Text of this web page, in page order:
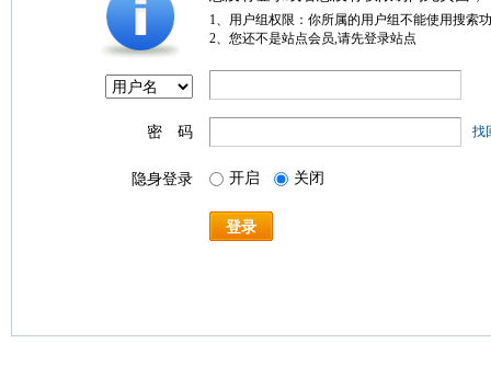
1、用户组权限：你所属的用户组不能使用搜索
2、您还不是站点会员,请先登录站点
密 码 找
隐身登录 开启 关闭
登录